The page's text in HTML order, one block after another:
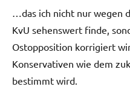
…das ich nicht nur wegen
KvU sehenswert finde,
Ostopposition korrigiert
Konservativen wie dem
bestimmt wird.